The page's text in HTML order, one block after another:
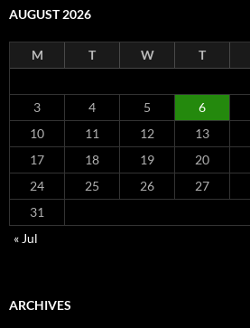
AUGUST 2026
M T W T
3
4 5 6
10
11 12 13
17
18 19 20
24
25 26 27
31
« Jul
ARCHIVES